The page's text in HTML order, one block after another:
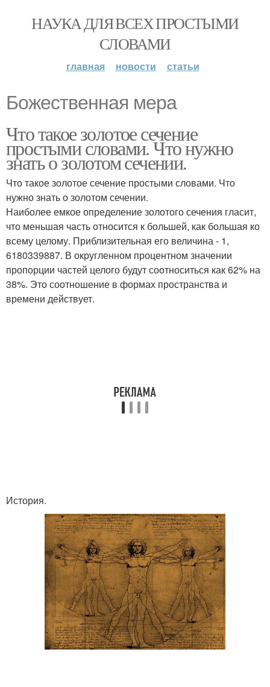
НАУКА ДЛЯ ВСЕХ ПРОСТЫМИ
СЛОВАМИ
главная новости статьи
Божественная мера
Что такое золотое сечение
простыми словами. Что нужно
знать о золотом сечении.
Что такое золотое сечение простыми словами. Что
нужно знать о золотом сечении.
Наиболее емкое определение золотого сечения гласит,
что меньшая часть относится к большей, как большая ко
всему целому. Приблизительная его величина - 1,
6180339887. В округленном процентном значении
пропорции частей целого будут соотноситься как 62% на
38%. Это соотношение в формах пространства и
времени действует.
История.